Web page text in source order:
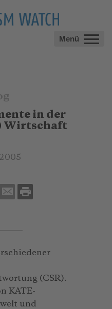
Menü
in der
Wirtschaft
(CSR).
KATE-
und